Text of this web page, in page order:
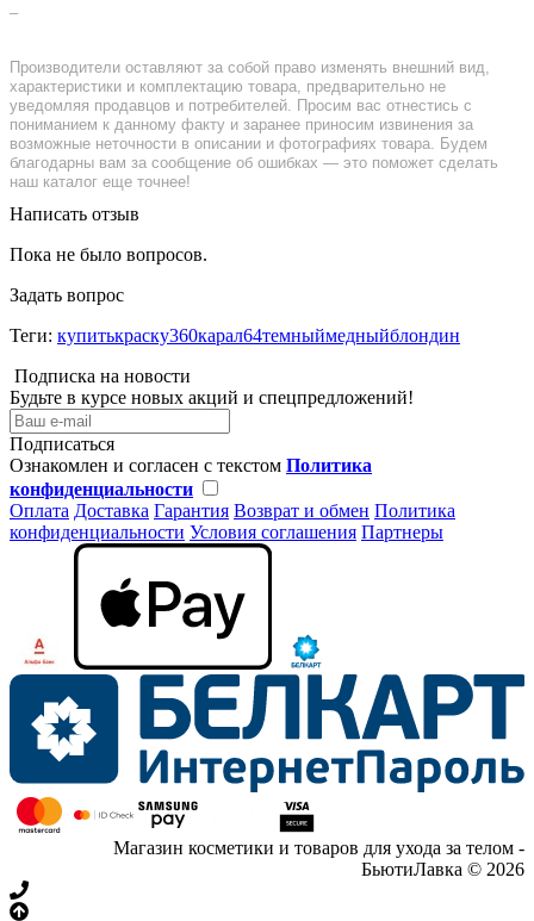
–
Производители оставляют за собой право изменять внешний вид,
характеристики и комплектацию товара, предварительно не
уведомляя продавцов и потребителей. Просим вас отнестись с
пониманием к данному факту и заранее приносим извинения за
возможные неточности в описании и фотографиях товара. Будем
благодарны вам за сообщение об ошибках — это поможет сделать
наш каталог еще точнее!
Написать отзыв
Пока не было вопросов.
Задать вопрос
Теги: купитькраску360карал64темныймедныйблондин
Подписка на новости
Будьте в курсе новых акций и спецпредложений!
Подписаться
Ознакомлен и согласен с текстом Политика
конфиденциальности
Оплата Доставка Гарантия Возврат и обмен Политика
конфиденциальности Условия соглашения Партнеры
Магазин косметики и товаров для ухода за телом -
БьютиЛавка © 2026